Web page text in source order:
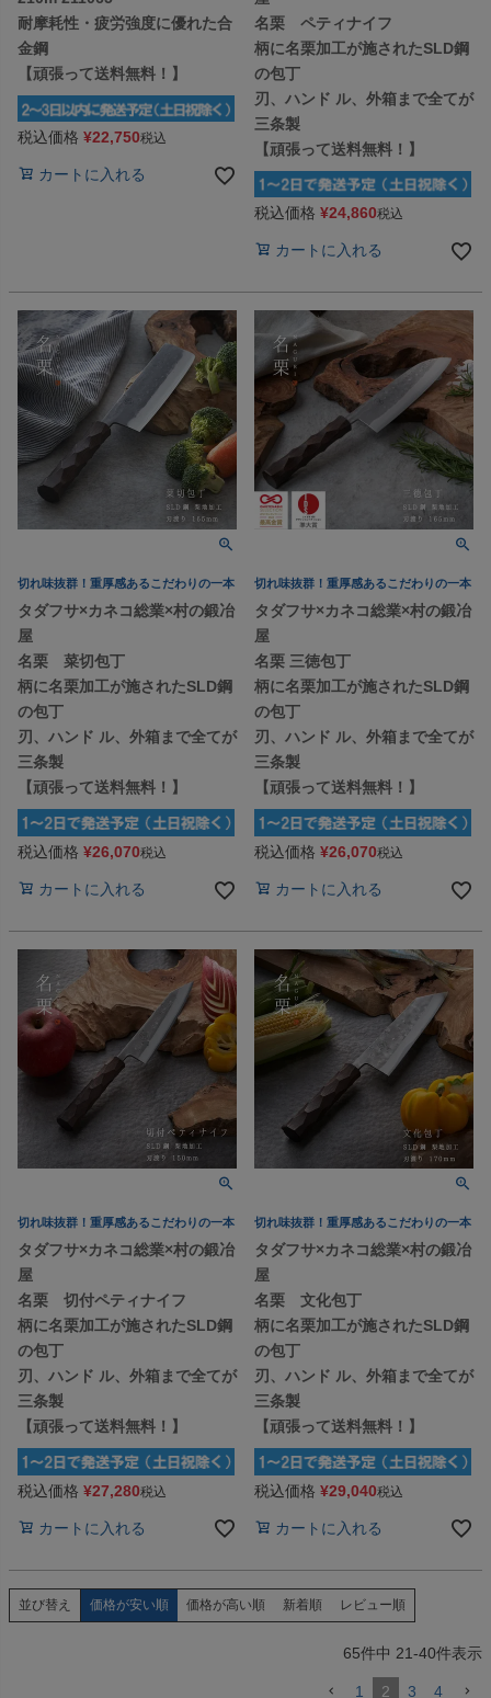
耐摩耗性・疲労強度に優れた合
金鋼
【頑張って送料無料！】
税込価格 ¥22,750税込
カートに入れる
名栗 ペティナイフ
柄に名栗加工が施されたSLD鋼
の包丁
刃、ハンド ル、外箱まで全てが
三条製
【頑張って送料無料！】
税込価格 ¥24,860税込
カートに入れる
切れ味抜群！重厚感あるこだわりの一本
タダフサ×カネコ総業×村の鍛冶
屋
名栗 菜切包丁
柄に名栗加工が施されたSLD鋼
の包丁
刃、ハンド ル、外箱まで全てが
三条製
【頑張って送料無料！】
税込価格 ¥26,070税込
カートに入れる
切れ味抜群！重厚感あるこだわりの一本
タダフサ×カネコ総業×村の鍛冶
屋
名栗 三徳包丁
柄に名栗加工が施されたSLD鋼
の包丁
刃、ハンド ル、外箱まで全てが
三条製
【頑張って送料無料！】
税込価格 ¥26,070税込
カートに入れる
切れ味抜群！重厚感あるこだわりの一本
タダフサ×カネコ総業×村の鍛冶
屋
名栗 切付ペティナイフ
柄に名栗加工が施されたSLD鋼
の包丁
刃、ハンド ル、外箱まで全てが
三条製
【頑張って送料無料！】
税込価格 ¥27,280税込
カートに入れる
切れ味抜群！重厚感あるこだわりの一本
タダフサ×カネコ総業×村の鍛冶
屋
名栗 文化包丁
柄に名栗加工が施されたSLD鋼
の包丁
刃、ハンド ル、外箱まで全てが
三条製
【頑張って送料無料！】
税込価格 ¥29,040税込
カートに入れる
並び替え 価格が安い順 価格が高い順 新着順 レビュー順
65件中 21-40件表示
1 2 3 4